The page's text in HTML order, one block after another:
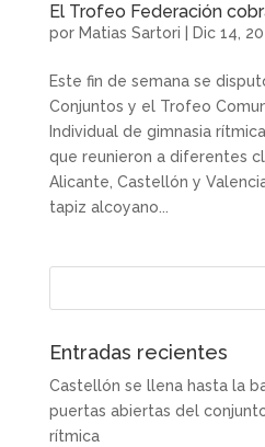
El Trofeo Federación
por Matias Sartori Dic 14,
Este fin de semana se
Conjuntos y el Trofeo
Individual de gimnasia
que reunieron a diferentes
Alicante, Castellón y
tapiz alcoyano...
Entradas recientes
Castellón se llena hasta la
puertas abiertas del
rítmica